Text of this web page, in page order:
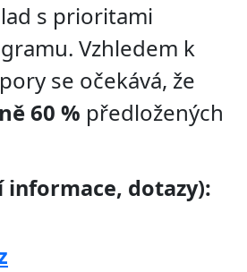
s prioritami
Vzhledem k
se očekává, že
60 % předložených
informace, dotazy):